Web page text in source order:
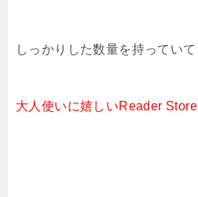
しっかりした数量を持っていて
大人使いに嬉しいReader Store